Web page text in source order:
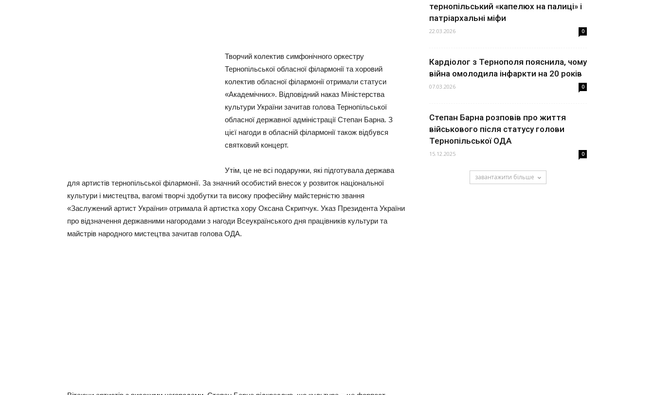
Творчий колектив симфонічного оркестру
Тернопільської обласної філармонії та хоровий
колектив обласної філармонії отримали статуси
«Академічних». Відповідний наказ Міністерства
культури України зачитав голова Тернопільської
обласної державної адміністрації Степан Барна. З
цієї нагоди в обласній філармонії також відбувся
святковий концерт.
Утім, це не всі подарунки, які підготувала держава
для артистів тернопільської філармонії. За значний особистий внесок у розвиток національної
культури і мистецтва, вагомі творчі здобутки та високу професійну майстерністю звання
«Заслужений артист України» отримала й артистка хору Оксана Скрипчук. Указ Президента України
про відзначення державними нагородами з нагоди Всеукраїнського дня працівників культури та
майстрів народного мистецтва зачитав голова ОДА.
тернопільський «капелюх на палиці» і
патріархальні міфи
22.03.2026 0
Кардіолог з Тернополя пояснила, чому
війна омолодила інфаркти на 20 років
07.03.2026 0
Степан Барна розповів про життя
військового після статусу голови
Тернопільської ОДА
15.12.2025 0
завантажити більше